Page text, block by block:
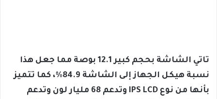
تاتي الشاشة بحجم كبير 12.1 بوصة مما جعل هذا
نسبة هيكل الجهاز إلى الشاشة 84.9%، كما تتميز
بأنها من نوع IPS LCD وتدعم 68 مليار لون وتدعم